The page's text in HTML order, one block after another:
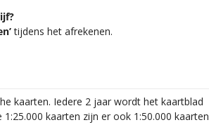
tijdens het afrekenen.
kaarten. Iedere 2 jaar wordt het kaartblad
kaarten zijn er ook 1:50.000 kaarten